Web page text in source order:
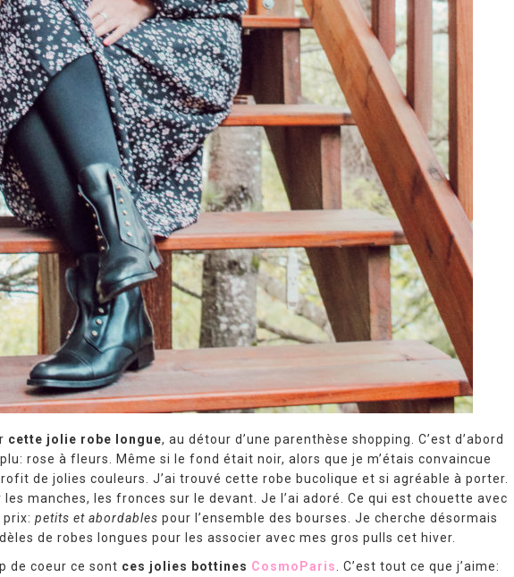
cette jolie robe longue, au détour d’une parenthèse shopping. C’est d’abord
plu: rose à fleurs. Même si le fond était noir, alors que je m’étais convaincue
de jolies couleurs. J’ai trouvé cette robe bucolique et si agréable à porter.
les manches, les fronces sur le devant. Je l’ai adoré. Ce qui est chouette avec
petits et abordables pour l’ensemble des bourses. Je cherche désormais
de robes longues pour les associer avec mes gros pulls cet hiver.
de coeur ce sont ces jolies bottines CosmoParis
. C’est tout ce que j’aime: